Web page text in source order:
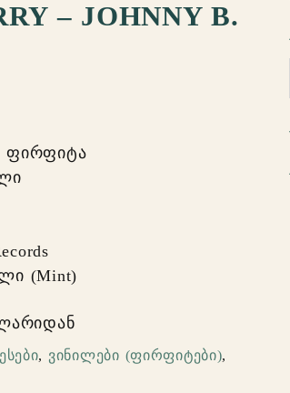
– JOHNNY B.
ფირფიტა
(Mint)
, ვინილები (ფირფიტები),